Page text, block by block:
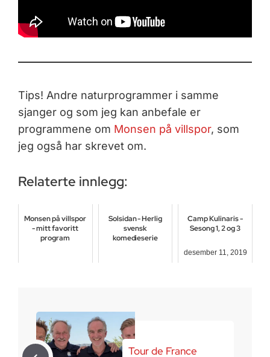
Tips! Andre naturprogrammer i samme
sjanger og som jeg kan anbefale er
programmene om Monsen på villspor, som
jeg også har skrevet om.
Relaterte innlegg:
Monsen på villspor
- mitt favoritt
program
Solsidan - Herlig
svensk
komedieserie
Camp Kulinaris -
Sesong 1, 2 og 3
desember 11, 2019
Tour de France